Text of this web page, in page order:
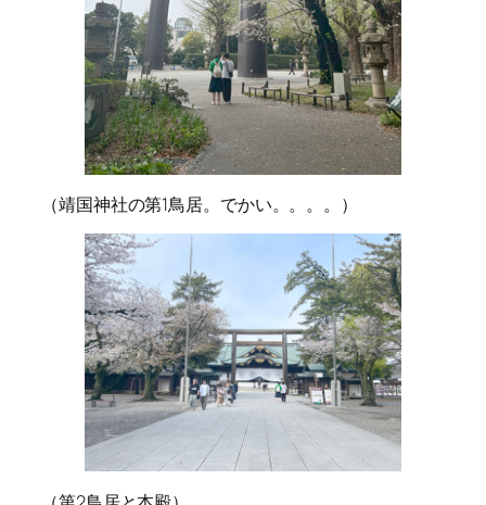
（靖国神社の第1鳥居。でかい。。。。）